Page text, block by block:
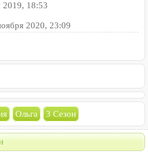
2019, 18:53
2020, 23:09
Ольга 3 Сезон